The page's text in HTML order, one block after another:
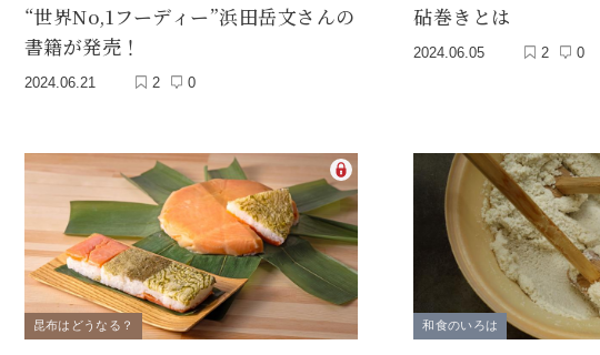
“世界No,1フーディー”浜田岳文さんの
書籍が発売！
2024.06.21 2 0
砧巻きとは
2024.06.05 2 0
昆布はどうなる？ 和食のいろは